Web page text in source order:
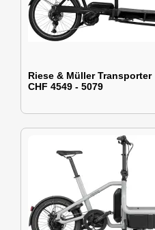
Riese & Müller Transporter
CHF 4549 - 5079